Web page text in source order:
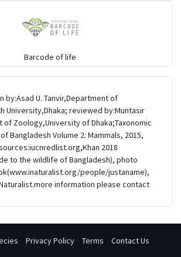
Barcode of life
U. Tanvir,Department of
University,Dhaka; reviewed by:Muntasir
of Zoology,University of Dhaka;Taxonomic
Bangladesh Volume 2: Mammals, 2015,
2018
to the wildlife of Bangladesh), photo
people/justaname),
information please contact
Privacy Policy Terms Contact Us